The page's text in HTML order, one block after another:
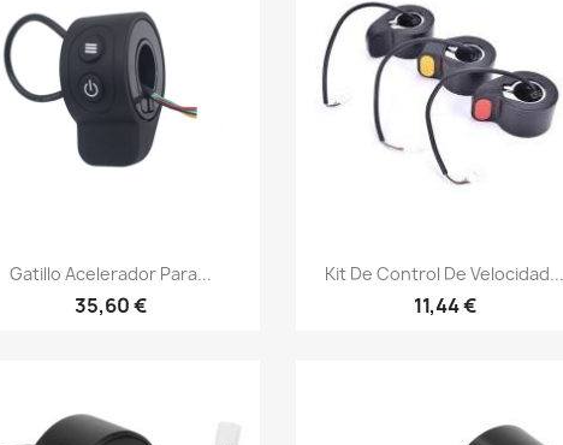
Vista rápida
Gatillo Acelerador Para...
35,60 €
Vista rápida
Kit De Control De Velocidad...
11,44 €